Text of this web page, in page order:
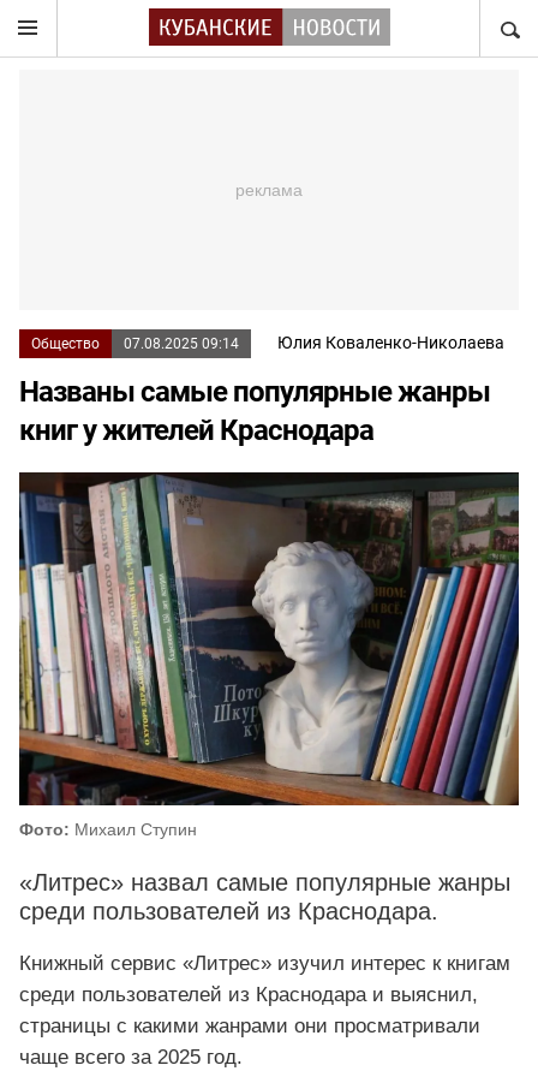
Общество 07.08.2025 09:14 Юлия Коваленко-Николаева
Названы самые популярные жанры
книг у жителей Краснодара
Фото: Михаил Ступин
«Литрес» назвал самые популярные жанры
среди пользователей из Краснодара.
Книжный сервис «Литрес» изучил интерес к книгам
среди пользователей из Краснодара и выяснил,
страницы с какими жанрами они просматривали
чаще всего за 2025 год.